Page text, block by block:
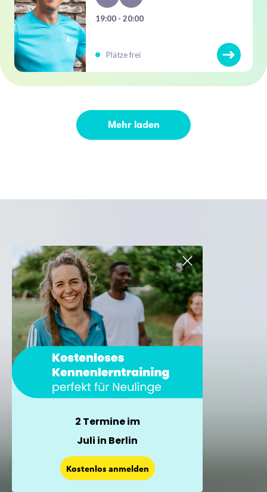
19:00 - 20:00
Plätze frei
Mehr laden
2 Termine im
Juli in Berlin
Kostenlos anmelden